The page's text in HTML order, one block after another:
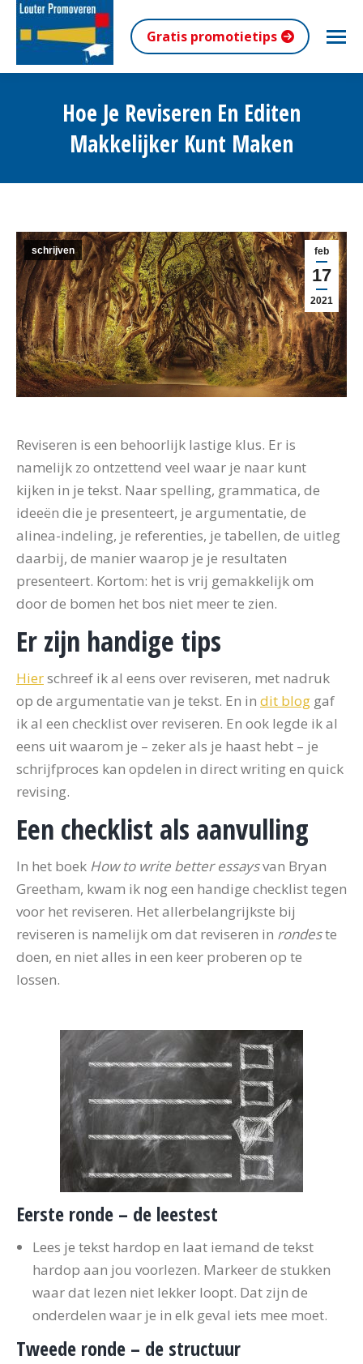
Gratis promotietips
Hoe Je Reviseren En Editen
Makkelijker Kunt Maken
feb
17
2021
schrijven
Reviseren is een behoorlijk lastige klus. Er is
namelijk zo ontzettend veel waar je naar kunt
kijken in je tekst. Naar spelling, grammatica, de
ideeën die je presenteert, je argumentatie, de
alinea-indeling, je referenties, je tabellen, de uitleg
daarbij, de manier waarop je je resultaten
presenteert. Kortom: het is vrij gemakkelijk om
door de bomen het bos niet meer te zien.
Er zijn handige tips
Hierschreef ik al eens over reviseren, met nadruk
op de argumentatie van je tekst. En in dit blog gaf
ik al een checklist over reviseren. En ook legde ik al
eens uit waarom je – zeker als je haast hebt – je
schrijfproces kan opdelen in direct writing en quick
revising.
Een checklist als aanvulling
In het boek How to write better essaysvan Bryan
Greetham, kwam ik nog een handige checklist tegen
voor het reviseren. Het allerbelangrijkste bij
reviseren is namelijk om dat reviseren in rondeste
doen, en niet alles in een keer proberen op te
lossen.
Eerste ronde – de leestest
Lees je tekst hardop en laat iemand de tekst
hardop aan jou voorlezen. Markeer de stukken
waar dat lezen niet lekker loopt. Dat zijn de
onderdelen waar je in elk geval iets mee moet.
Tweede ronde – de structuur